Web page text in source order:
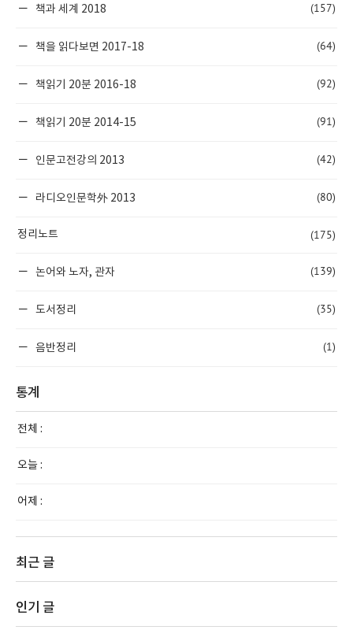
책과 세계 2018 (157)
책을 읽다보면 2017-18 (64)
책읽기 20분 2016-18 (92)
책읽기 20분 2014-15 (91)
인문고전강의 2013 (42)
라디오인문학外 2013 (80)
정리노트 (175)
논어와 노자, 관자 (139)
도서정리 (35)
음반정리 (1)
통계
전체 :
오늘 :
어제 :
최근 글
인기 글